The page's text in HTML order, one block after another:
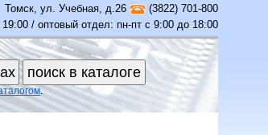
Томск, ул. Учебная, д.26
(3822) 701-800
/ оптовый отдел: пн-пт с 9:00 до 18:00
.